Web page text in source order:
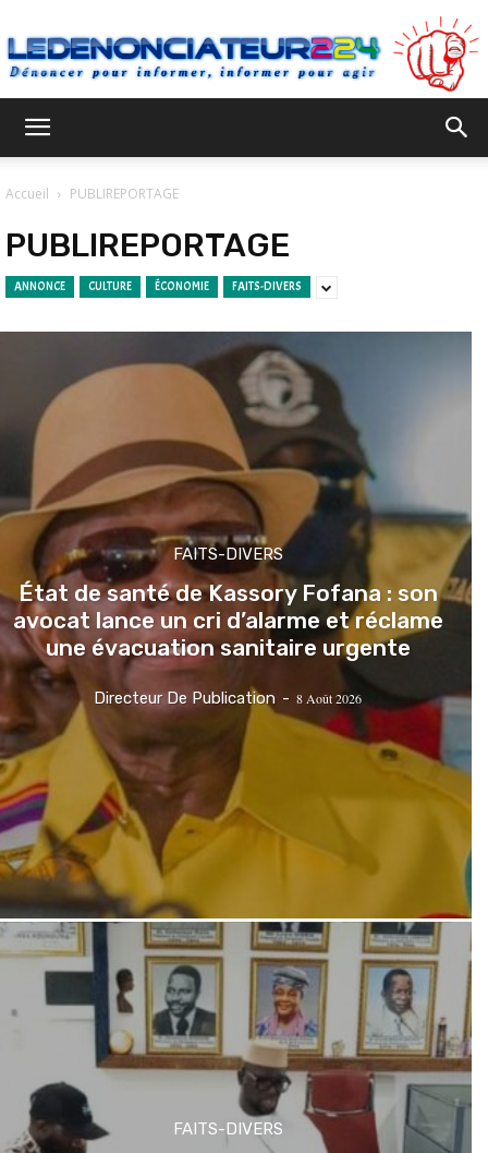
Accueil PUBLIREPORTAGE
PUBLIREPORTAGE
ANNONCE CULTURE ÉCONOMIE FAITS-DIVERS
FAITS-DIVERS
État de santé de Kassory Fofana : son
avocat lance un cri d’alarme et réclame
une évacuation sanitaire urgente
Directeur De Publication - 8 Août 2026
FAITS-DIVERS